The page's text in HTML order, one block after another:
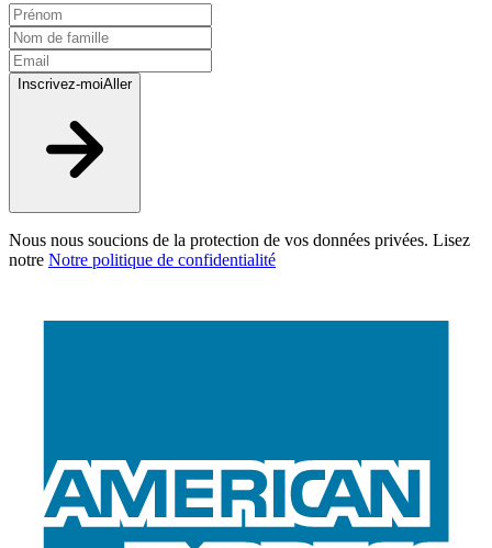
Inscrivez-moiAller
Nous nous soucions de la protection de vos données privées. Lisez
notre Notre politique de confidentialité